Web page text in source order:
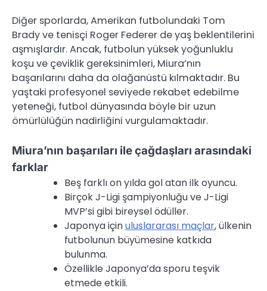
Diğer sporlarda, Amerikan futbolundaki Tom
Brady ve tenisçi Roger Federer de yaş beklentilerini
aşmışlardır. Ancak, futbolun yüksek yoğunluklu
koşu ve çeviklik gereksinimleri, Miura’nın
başarılarını daha da olağanüstü kılmaktadır. Bu
yaştaki profesyonel seviyede rekabet edebilme
yeteneği, futbol dünyasında böyle bir uzun
ömürlülüğün nadirliğini vurgulamaktadır.
Miura’nın başarıları ile çağdaşları arasındaki
farklar
Beş farklı on yılda gol atan ilk oyuncu.
Birçok J-Ligi şampiyonluğu ve J-Ligi
MVP’si gibi bireysel ödüller.
Japonya içinuluslararası maçlar, ülkenin
futbolunun büyümesine katkıda
bulunma.
Özellikle Japonya’da sporu teşvik
etmede etkili.